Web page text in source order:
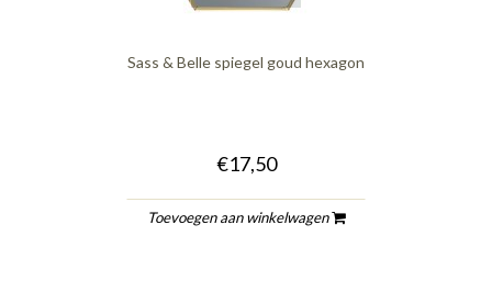
Sass & Belle spiegel goud hexagon
€17,50
Toevoegen aan winkelwagen